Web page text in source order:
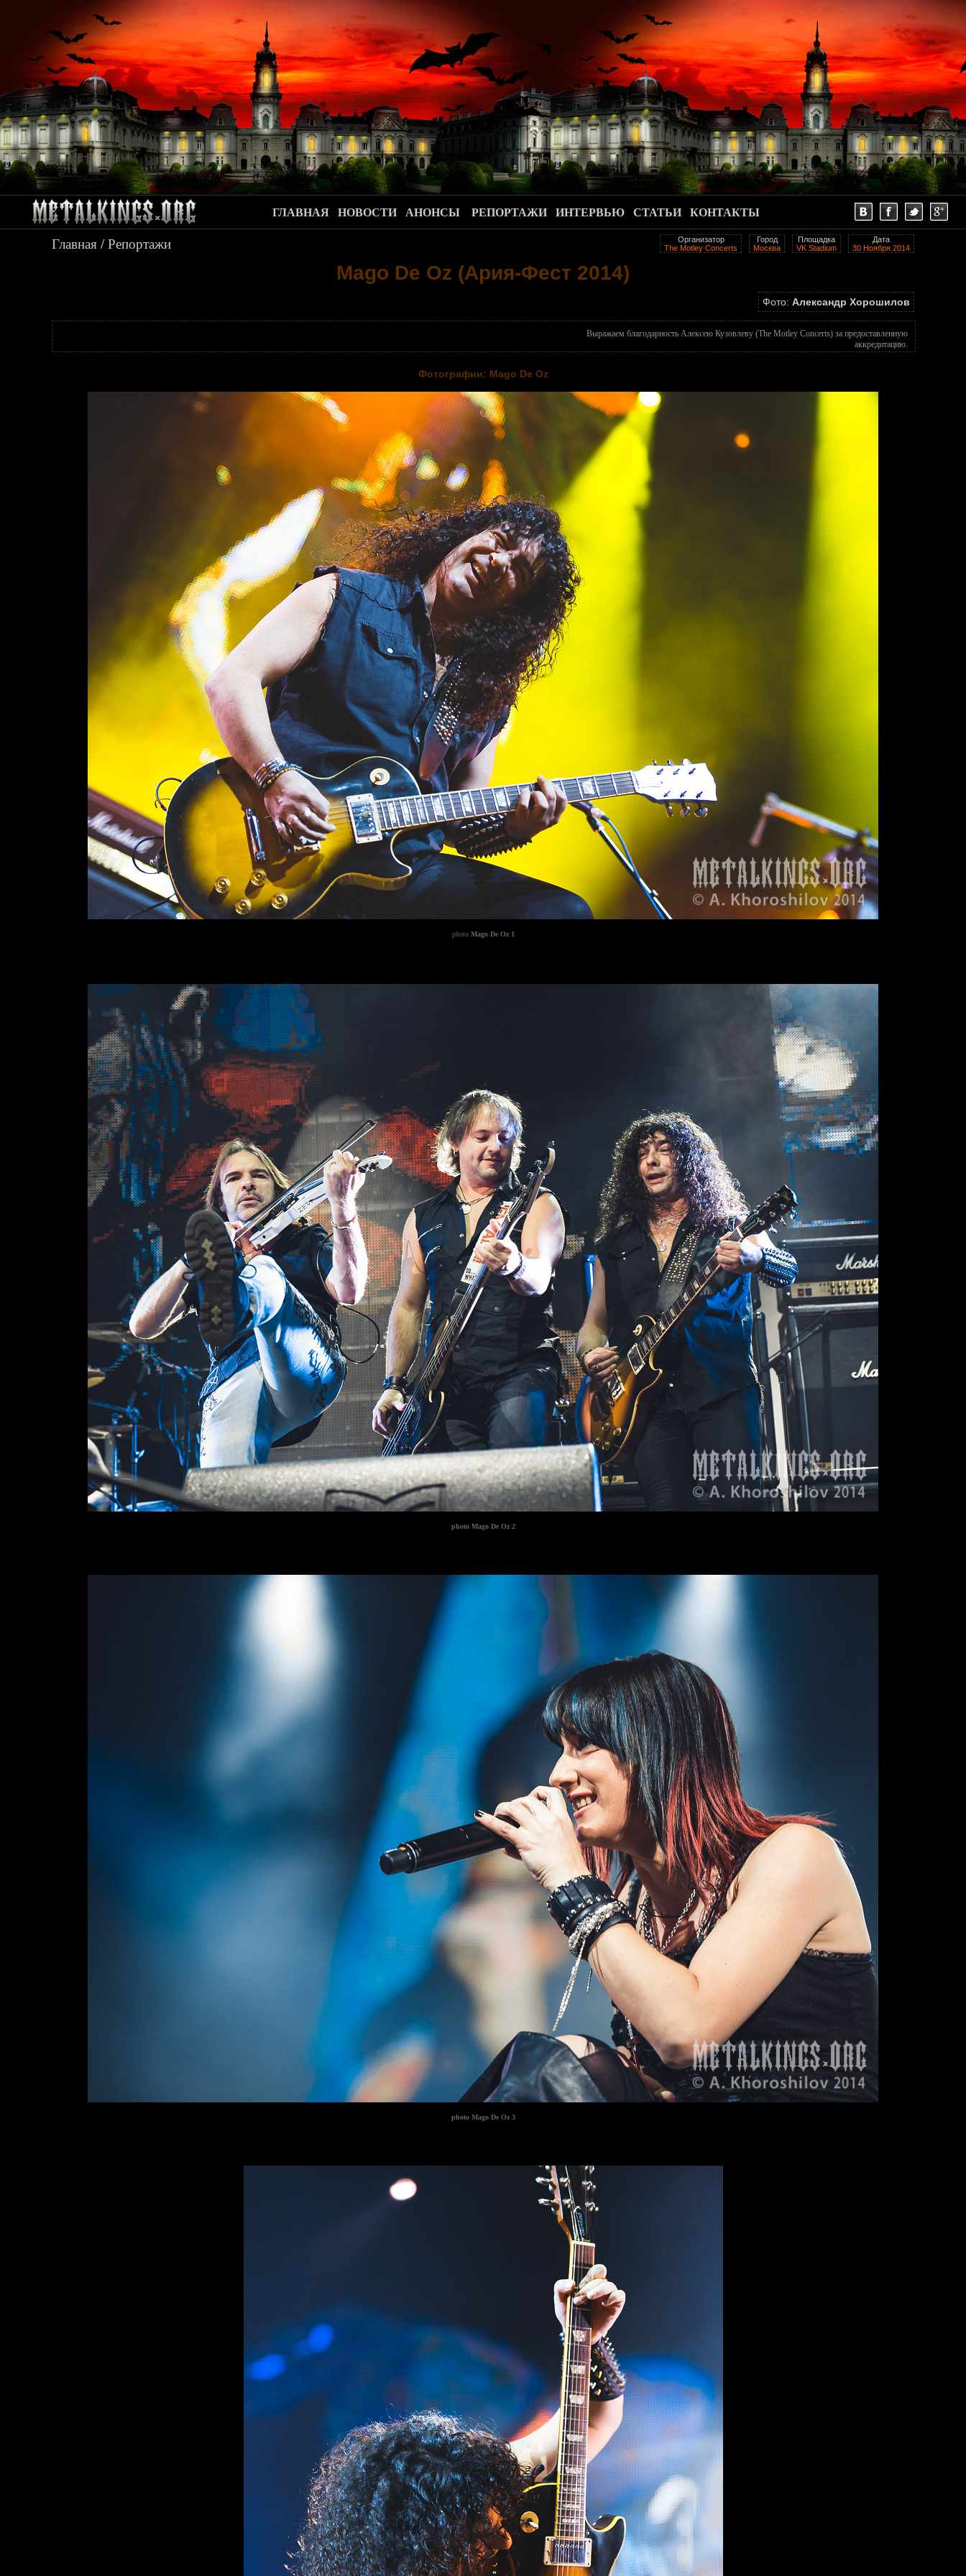
.
ГЛАВНАЯ НОВОСТИ АНОНСЫ РЕПОРТАЖИ ИНТЕРВЬЮ СТАТЬИ КОНТАКТЫ
Главная /Репортажи
Mago De Oz (Ария-Фест 2014)
Дата
30 Ноября 2014
Площадка
VK Stadium
Город
Москва
Организатор
The Motley Concerts
Фото: Александр Хорошилов
Выражаем благодарность Алексею Кузовлеву (The Motley Concerts) за предоставленную
аккредитацию.
Фотографии: Mago De Oz
photo Mago De Oz 1
photo Mago De Oz 2
photo Mago De Oz 3